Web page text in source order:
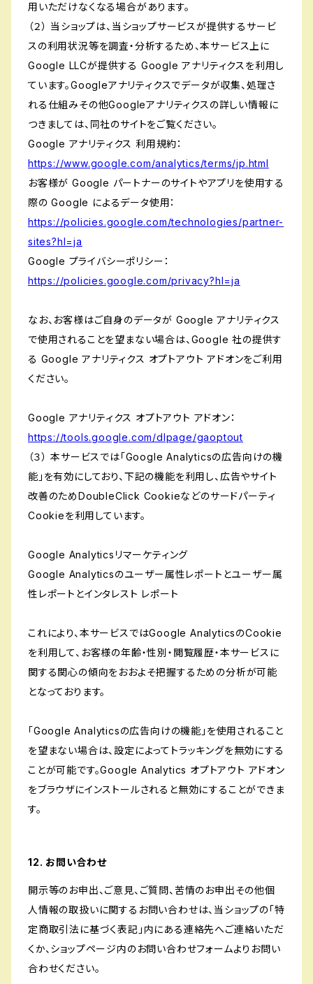
用いただけなくなる場合があります。
（２） 当ショップは、当ショップサービスが提供するサービ
スの利用状況等を調査・分析するため、本サービス上に
Google LLCが提供する Google アナリティクスを利用し
ています。Googleアナリティクスでデータが収集、処理さ
れる仕組みその他Googleアナリティクスの詳しい情報に
つきましては、同社のサイトをご覧ください。
Google アナリティクス 利用規約：
https://www.google.com/analytics/terms/jp.html
お客様が Google パートナーのサイトやアプリを使用する
際の Google によるデータ使用：
https://policies.google.com/technologies/partner-
sites?hl=ja
Google プライバシーポリシー：
https://policies.google.com/privacy?hl=ja
なお、お客様はご自身のデータが Google アナリティクス
で使用されることを望まない場合は、Google 社の提供す
る Google アナリティクス オプトアウト アドオンをご利用
ください。
Google アナリティクス オプトアウト アドオン：
https://tools.google.com/dlpage/gaoptout
（３） 本サービスでは「Google Analyticsの広告向けの機
能」を有効にしており、下記の機能を利用し、広告やサイト
改善のためDoubleClick Cookieなどのサードパーティ
Cookieを利用しています。
Google Analyticsリマーケティング
Google Analyticsのユーザー属性レポートとユーザー属
性レポートとインタレスト レポート
これにより、本サービスではGoogle AnalyticsのCookie
を利用して、お客様の年齢・性別・閲覧履歴・本サービスに
関する関心の傾向をおおよそ把握するための分析が可能
となっております。
「Google Analyticsの広告向けの機能」を使用されること
を望まない場合は、設定によってトラッキングを無効にする
ことが可能です。Google Analytics オプトアウト アドオン
をブラウザにインストールされると無効にすることができま
す。
12. お問い合わせ
開示等のお申出、ご意見、ご質問、苦情のお申出その他個
人情報の取扱いに関するお問い合わせは、当ショップの「特
定商取引法に基づく表記」内にある連絡先へご連絡いただ
くか、ショップページ内のお問い合わせフォームよりお問い
合わせください。